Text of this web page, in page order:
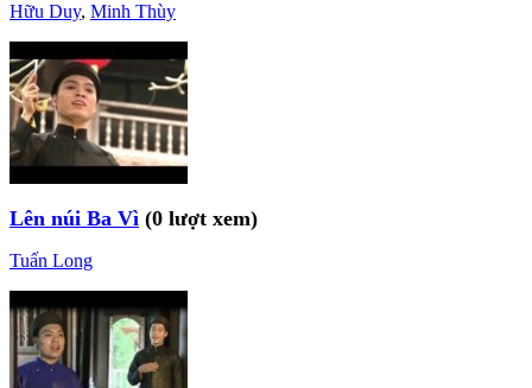
Hữu Duy, Minh Thùy
Lên núi Ba Vì (0 lượt xem)
Tuấn Long